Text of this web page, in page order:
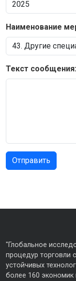
Наименование
Текст сообщения:
"Глобальное
процедур торговли
устойчивых
более 160